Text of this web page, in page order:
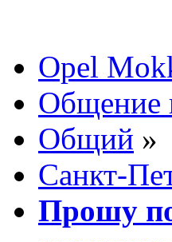
Opel
Общение
Общий »
Санкт-
Прошу